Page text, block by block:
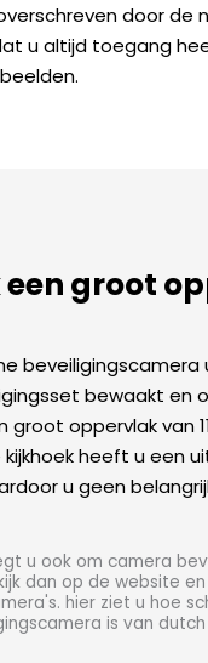
door de
u altijd toegang
een groot
beveiligingscamera
bewaakt en
groot oppervlak van
heeft u een
u geen